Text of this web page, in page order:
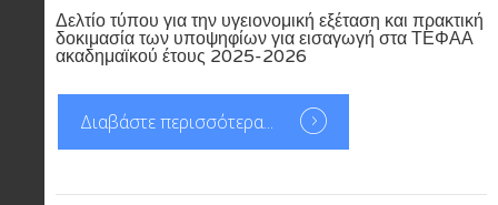
Δελτίο τύπου για την υγειονομική εξέταση και πρακτική
δοκιμασία των υποψηφίων για εισαγωγή στα ΤΕΦΑΑ
ακαδημαϊκού έτους 2025-2026
Διαβάστε περισσότερα...